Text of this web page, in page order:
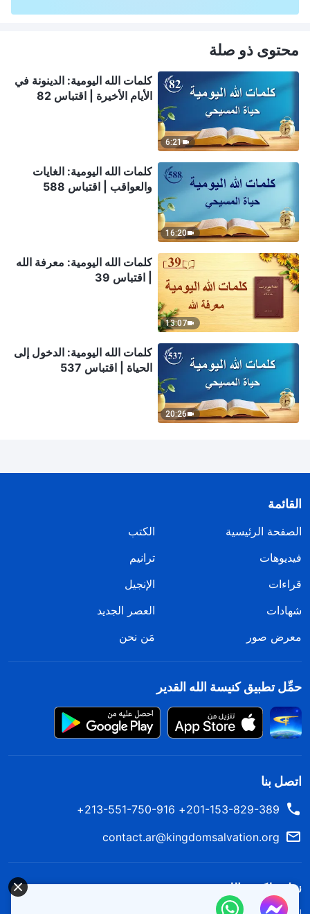
محتوى ذو صلة
6:21
كلمات الله اليومية: الدينونة في
الأيام الأخيرة | اقتباس 82
16:20
كلمات الله اليومية: الغايات
والعواقب | اقتباس 588
13:07
كلمات الله اليومية: معرفة الله
| اقتباس 39
20:26
كلمات الله اليومية: الدخول إلى
الحياة | اقتباس 537
القائمة
الصفحة الرئيسية
الكتب
فيديوهات
ترانيم
قراءات
الإنجيل
شهادات
العصر الجديد
معرض صور
مَن نحن
حمِّل تطبيق كنيسة الله القدير
اتصل بنا
201-153-829-389+ 213-551-750-916+
contact.ar@kingdomsalvation.org
نزل ملكوت الله.